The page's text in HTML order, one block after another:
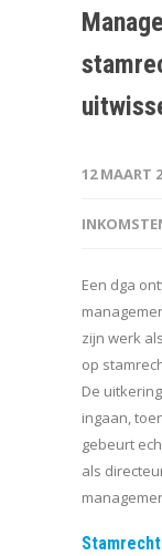
12 MAART
Een dga
zijn werk
op
De
ingaan,
gebeurt
als